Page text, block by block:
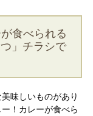
食べられる
」チラシで
味しいものがあり
！カレーが食べら